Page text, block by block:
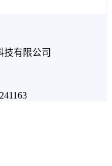
技有限公司